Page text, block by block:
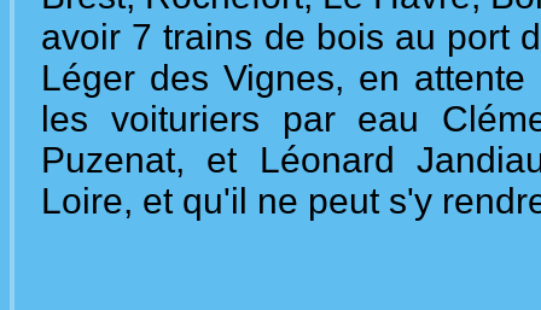
avoir 7 trains de bois au port
Léger des Vignes, en
les voituriers par eau
Puzenat, et Léonard
Loire, et qu'il ne peut s'y